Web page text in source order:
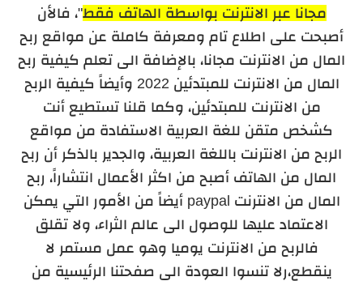
مجانا عبر الانترنت بواسطة الهاتف فقط"، فالأن
أصبحت على اطلاع تام ومعرفة كاملة عن مواقع ربح
المال من الانترنت مجانا، بالإضافة الى تعلم كيفية ربح
المال من الانترنت للمبتدئين 2022 وأيضاً كيفية الربح
من الانترنت للمبتدئين، وكما قلنا تستطيع أنت
كشخص متقن للغة العربية الاستفادة من مواقع
الربح من الانترنت باللغة العربية، والجدير بالذكر أن ربح
المال من الهاتف أصبح من اكثر الأعمال انتشاراً، ربح
المال من الانترنت paypal أيضاً من الأمور التي يمكن
الاعتماد عليها للوصول الى عالم الثراء، ولا تقلق
فالربح من الانترنت يوميا وهو عمل مستمر لا
ينقطع،رلا تنسوا العودة الى صفحتنا الرئيسية من